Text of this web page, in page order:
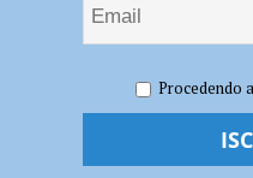
23 ore tra domenica e lunedì:
Trenitalia,
Procedendo